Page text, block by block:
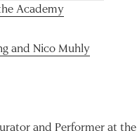
Academy
and Nico Muhly
and Performer at the